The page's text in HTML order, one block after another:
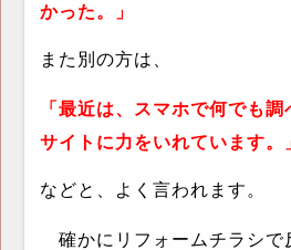
かった。」
また別の方は、
「最近は、スマホで何でも調
サイトに力をいれています。
などと、よく言われます。
確かにリフォームチラシで